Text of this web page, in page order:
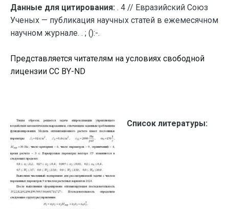
Данные для цитирования: . 4 // Евразийский Союз
Ученых — публикация научных статей в ежемесячном
научном журнале. . ; ():-.
Представляется читателям на условиях свободной
лицензии CC BY-ND
Список литературы: